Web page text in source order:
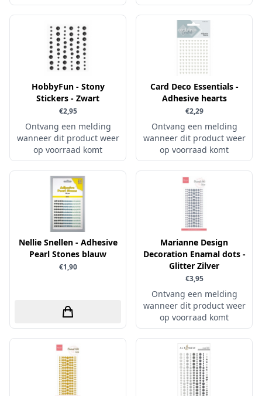
hobbygros
Joep by Carla
Kleurlab
Olba
Pan Pastel
Simple and Basic
HobbyFun - Stony
Stickers - Zwart
€2,95
Ontvang een melding
wanneer dit product weer
op voorraad komt
Card Deco Essentials -
Adhesive hearts
€2,29
Ontvang een melding
wanneer dit product weer
op voorraad komt
Nellie Snellen - Adhesive
Pearl Stones blauw
€1,90
Marianne Design
Decoration Enamal dots -
Glitter Zilver
€3,95
Ontvang een melding
wanneer dit product weer
op voorraad komt